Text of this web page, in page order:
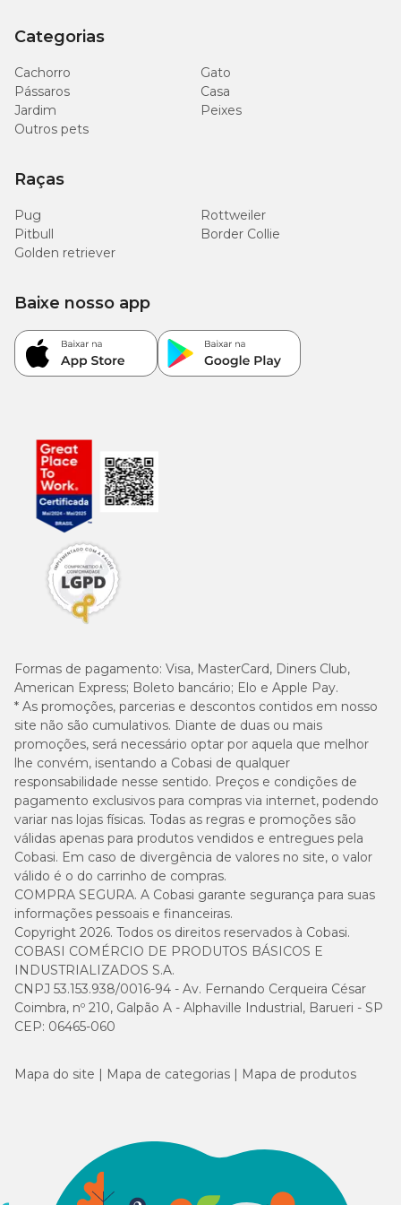
Categorias
Cachorro
Gato
Pássaros
Casa
Jardim
Peixes
Outros pets
Raças
Pug
Rottweiler
Pitbull
Border Collie
Golden retriever
Formas de pagamento: Visa, MasterCard, Diners Club,
American Express; Boleto bancário; Elo e Apple Pay.
* As promoções, parcerias e descontos contidos em nosso
site não são cumulativos. Diante de duas ou mais
promoções, será necessário optar por aquela que melhor
lhe convém, isentando a Cobasi de qualquer
responsabilidade nesse sentido. Preços e condições de
pagamento exclusivos para compras via internet, podendo
variar nas lojas físicas. Todas as regras e promoções são
válidas apenas para produtos vendidos e entregues pela
Cobasi. Em caso de divergência de valores no site, o valor
válido é o do carrinho de compras.
COMPRA SEGURA. A Cobasi garante segurança para suas
informações pessoais e financeiras.
Copyright 2026. Todos os direitos reservados à Cobasi.
COBASI COMÉRCIO DE PRODUTOS BÁSICOS E
INDUSTRIALIZADOS S.A.
CNPJ 53.153.938/0016-94 - Av. Fernando Cerqueira César
Coimbra, nº 210, Galpão A - Alphaville Industrial, Barueri - SP
CEP: 06465-060
Baixe nosso app
Mapa do site Mapa de categorias Mapa de produtos